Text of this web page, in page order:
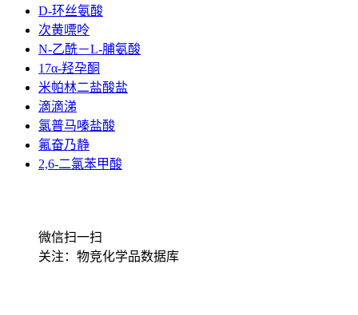
D-环丝氨酸
次黄嘌呤
N-乙酰－L-脯氨酸
17α-羟孕酮
米帕林二盐酸盐
滴滴涕
氯普马嗪盐酸
氟奋乃静
2,6-二氯苯甲酸
微信扫一扫
关注：物竞化学品数据库